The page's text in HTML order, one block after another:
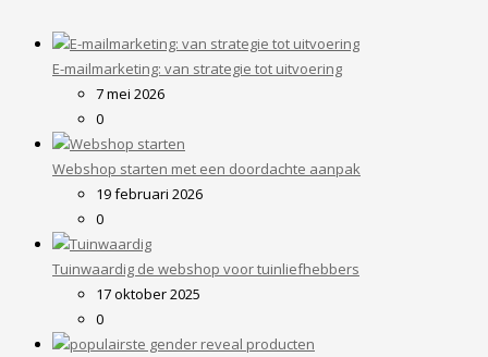
E-mailmarketing: van strategie tot uitvoering
7 mei 2026
0
Webshop starten met een doordachte aanpak
19 februari 2026
0
Tuinwaardig de webshop voor tuinliefhebbers
17 oktober 2025
0